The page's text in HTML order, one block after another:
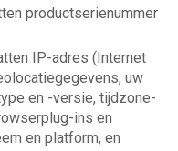
productserienummer
IP-adres (Internet
uw
en -versie, tijdzone-
ins en
en platform, en